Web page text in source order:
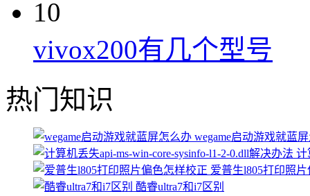
10
vivox200有几个型号
热门知识
wegame启动游戏就蓝
计
爱普生l805打印照
酷睿ultra7和i7区别